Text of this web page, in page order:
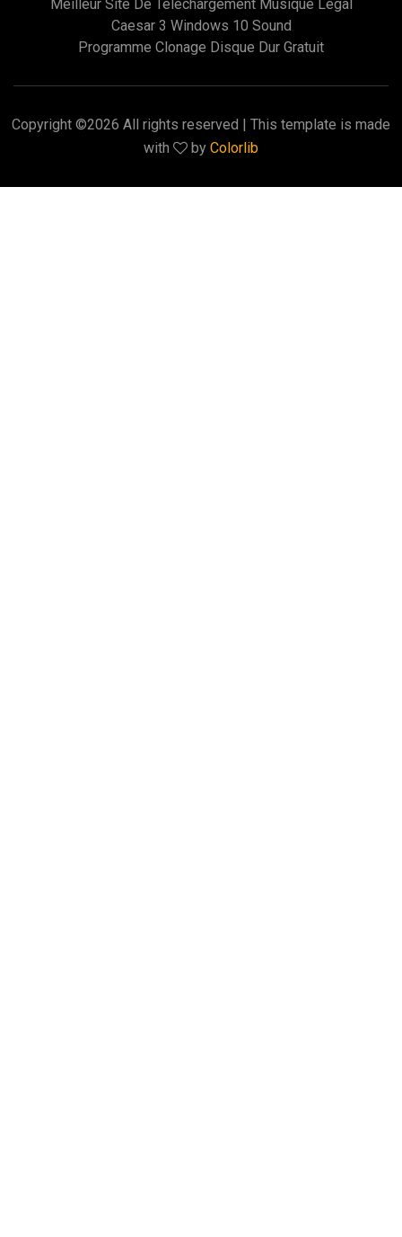
Meilleur Site De Telechargement Musique Legal
Caesar 3 Windows 10 Sound
Programme Clonage Disque Dur Gratuit
Copyright ©2026 All rights reserved | This template is made
with
by Colorlib